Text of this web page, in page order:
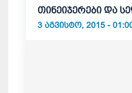
თინეიჯერები და
3 ᲐᲒᲕᲘᲡᲢᲝ, 2015 -